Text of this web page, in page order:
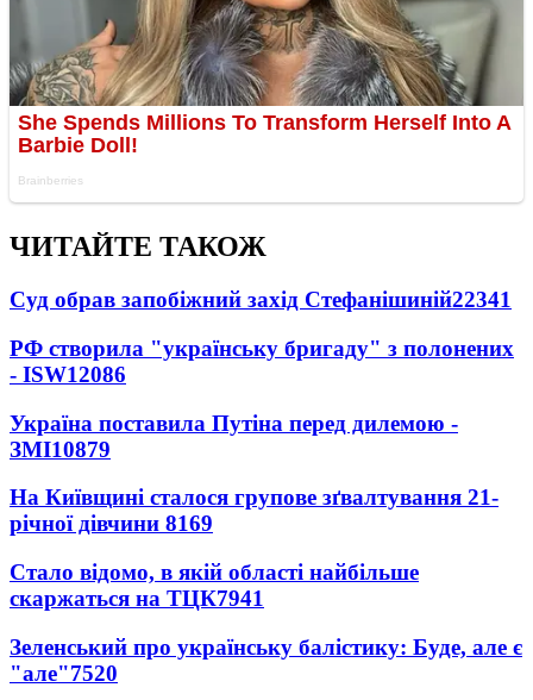
ЧИТАЙТЕ ТАКОЖ
Суд обрав запобіжний захід Стефанішиній22341
РФ створила "українську бригаду" з полонених
- ISW12086
Україна поставила Путіна перед дилемою -
ЗМІ10879
На Київщині сталося групове зґвалтування 21-
річної дівчини 8169
Стало відомо, в якій області найбільше
скаржаться на ТЦК7941
Зеленський про українську балістику: Буде, але є
"але"7520